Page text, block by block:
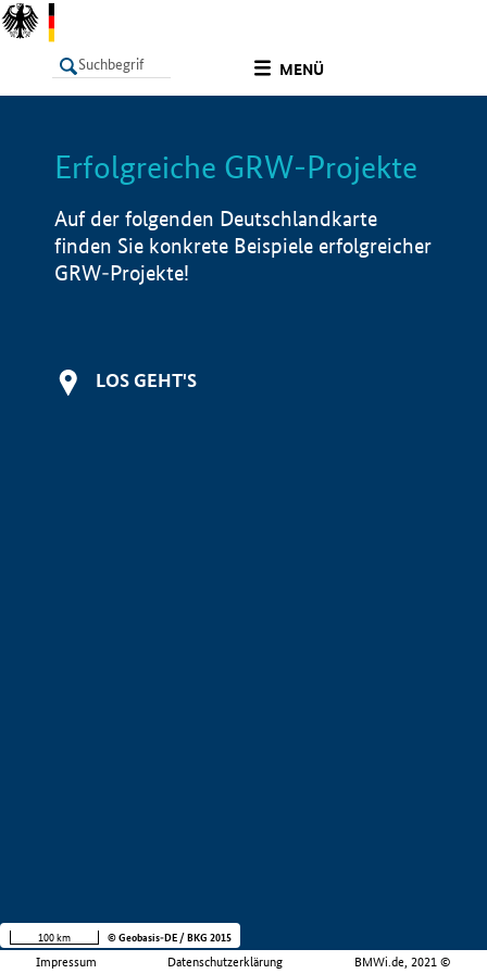
MENÜ
LISTE Info
Erfolgreiche GRW-Projekte
Auf der folgenden Deutschlandkarte
finden Sie konkrete Beispiele erfolgreicher
GRW-Projekte!
LOS GEHT'S
Impressum Datenschutzerklärung BMWi.de, 2021 ©
100 km © Geobasis-DE / BKG 2015